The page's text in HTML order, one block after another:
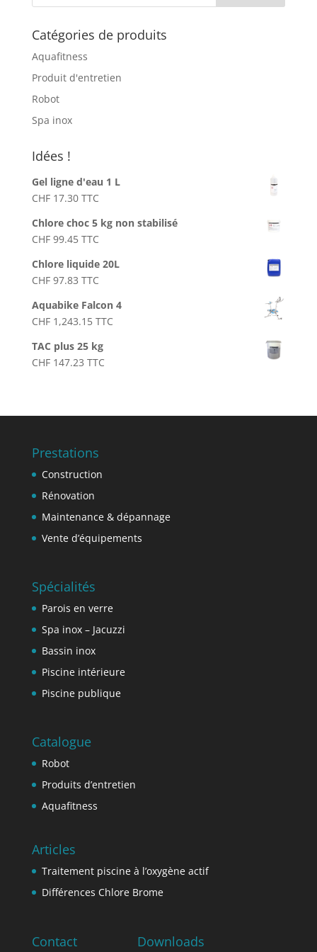
i
v
:
Catégories de produits
Aquafitness
Produit d'entretien
Robot
Spa inox
Idées !
Gel ligne d'eau 1 L
CHF17.30 TTC
Chlore choc 5 kg non stabilisé
CHF99.45 TTC
Chlore liquide 20L
CHF97.83 TTC
Aquabike Falcon 4
CHF1,243.15 TTC
TAC plus 25 kg
CHF147.23 TTC
Prestations
Construction
Rénovation
Maintenance & dépannage
Vente d’équipements
Spécialités
Parois en verre
Spa inox – Jacuzzi
Bassin inox
Piscine intérieure
Piscine publique
Catalogue
Robot
Produits d’entretien
Aquafitness
Articles
Traitement piscine à l’oxygène actif
Différences Chlore Brome
Contact Downloads